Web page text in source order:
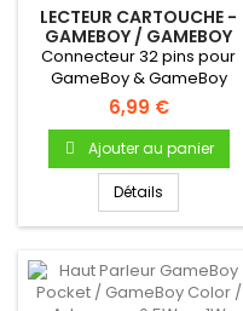
LECTEUR CARTOUCHE -
GAMEBOY / GAMEBOY
COLOR
Connecteur 32 pins pour
GameBoy & GameBoy
Color Permet la lecture
des...
6,99 €
Ajouter au panier
Détails